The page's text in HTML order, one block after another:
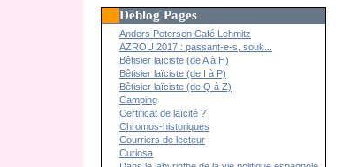
Deblog Pages
Anders Petersen Café Lehmitz
AZROU 2017 : passant-e-s, souk...
Bêtisier laïciste (de A à H)
Bêtisier laïciste (de I à P)
Bêtisier laïciste (de Q à Z)
Camping
Certificat de laïcité ?
Chromos-historiques
Courriers de lecteur
Curiosa